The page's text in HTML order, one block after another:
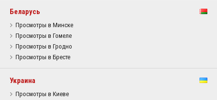
Беларусь
Просмотры в Минске
Просмотры в Гомеле
Просмотры в Гродно
Просмотры в Бресте
Украина
Просмотры в Киеве